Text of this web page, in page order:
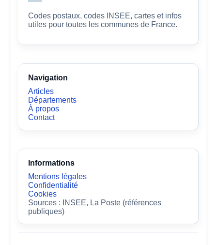
Codes postaux, codes INSEE, cartes et infos
utiles pour toutes les communes de France.
Navigation
Articles
Départements
À propos
Contact
Informations
Mentions légales
Confidentialité
Cookies
Sources : INSEE, La Poste (références
publiques)